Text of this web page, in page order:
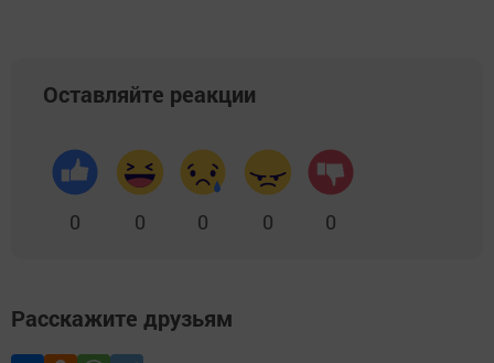
Оставляйте реакции
0 0 0 0 0
Расскажите друзьям